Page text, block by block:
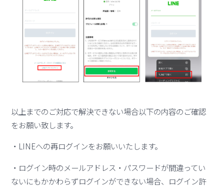
以上までのご対応で解決できない場合以下の内容のご確認
をお願い致します。
・LINEへの再ログインをお願いいたします。
・ログイン時のメールアドレス・パスワードが間違ってい
ないにもかかわらずログインができない場合、ログイン許